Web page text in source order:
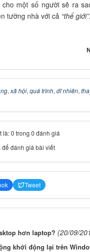
một số người sẽ ra
tường nhà với cả “thế giới”.
, xã hội, quá trình, dĩ nhiên,
là: 0 trong 0 đánh giá
để đánh giá bài viết
Tweet
hơn laptop? (20/09/
khởi động lại trên